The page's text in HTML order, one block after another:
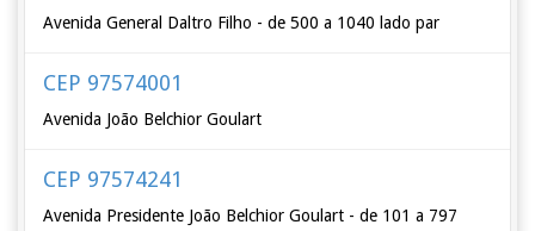
Avenida General Daltro Filho - de 500 a 1040 lado par
CEP 97574001
Avenida João Belchior Goulart
CEP 97574241
Avenida Presidente João Belchior Goulart - de 101 a 797